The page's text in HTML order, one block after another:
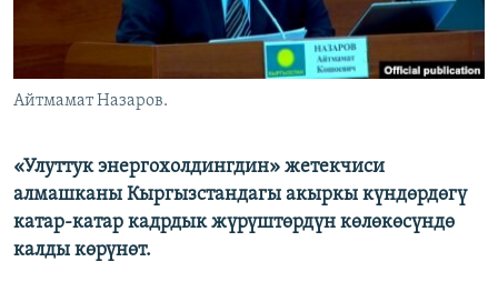
ЭЕ/АРнун бардык сайттары
Айтмамат Назаров.
«Улуттук энергохолдингдин» жетекчиси
алмашканы Кыргызстандагы акыркы күндөрдөгү
катар-катар кадрдык жүрүштөрдүн көлөкөсүндө
калды көрүнөт.